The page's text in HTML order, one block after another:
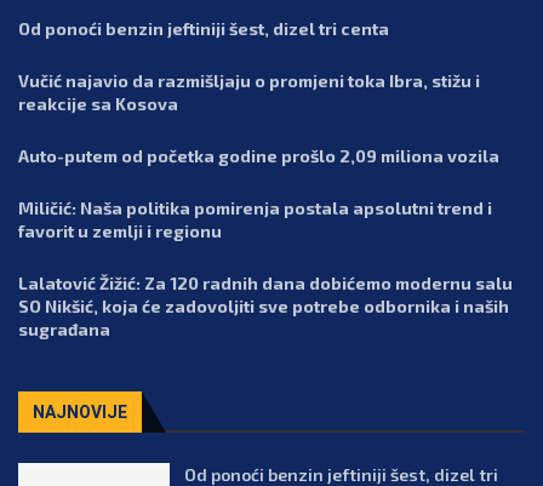
Od ponoći benzin jeftiniji šest, dizel tri centa
Vučić najavio da razmišljaju o promjeni toka Ibra, stižu i
reakcije sa Kosova
Auto-putem od početka godine prošlo 2,09 miliona vozila
Miličić: Naša politika pomirenja postala apsolutni trend i
favorit u zemlji i regionu
Lalatović Žižić: Za 120 radnih dana dobićemo modernu salu
SO Nikšić, koja će zadovoljiti sve potrebe odbornika i naših
sugrađana
NAJNOVIJE
Od ponoći benzin jeftiniji šest, dizel tri